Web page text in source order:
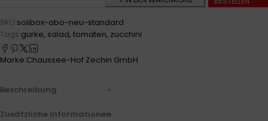
SKU:solibox-abo-neu-standard
Tags:gurke, salad, tomaten, zucchini
Marke:Chaussee-Hof Zechin GmbH
Beschreibung
Zusätzliche Informationen